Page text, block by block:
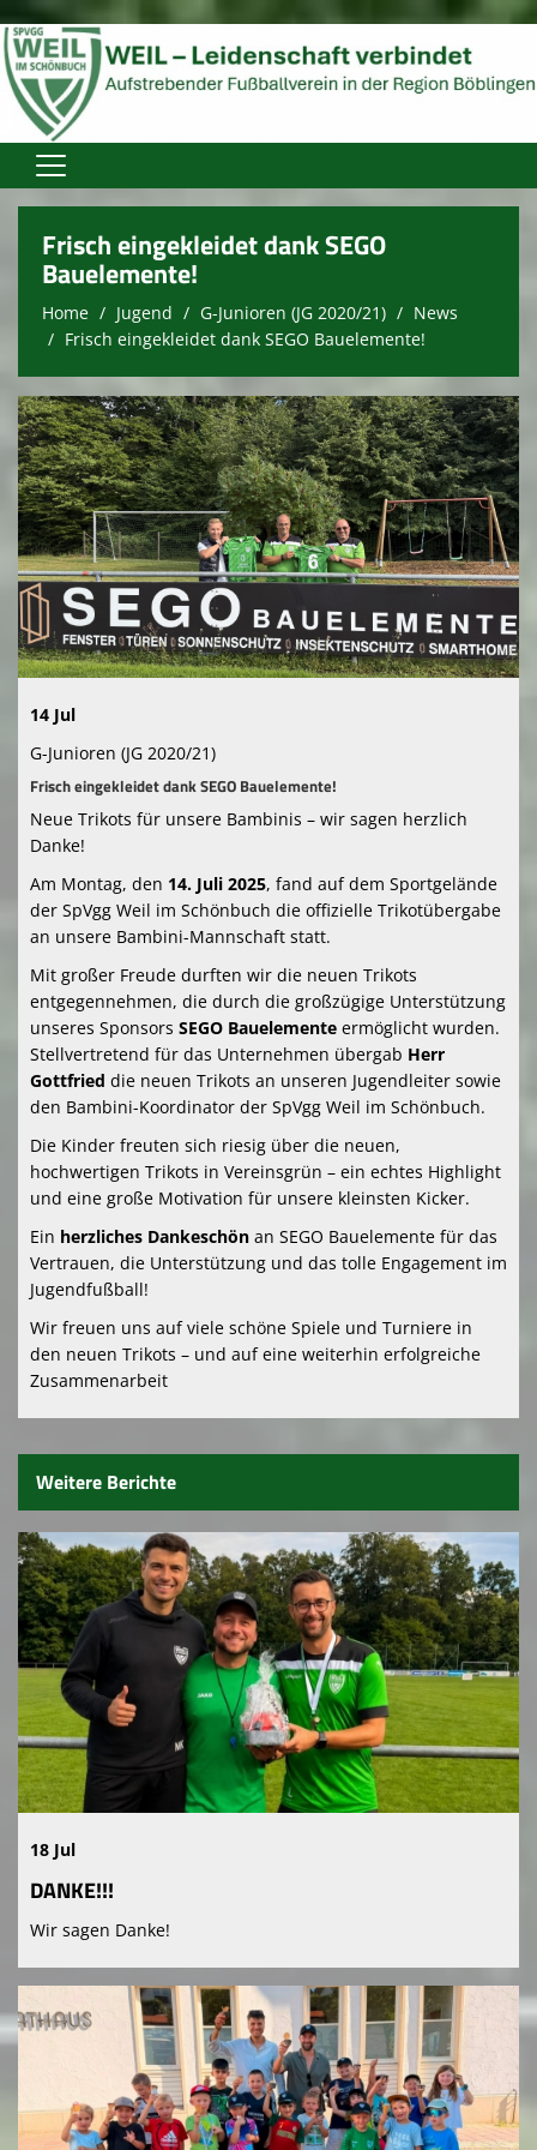
Home
Verein
Aktive
Spielplan
Trainingszeiten
Spielstätten
Vereinsshop
Gaststätte
Downloads
Kontaktformular
Frisch eingekleidet dank SEGO
Bauelemente!
Home Jugend G-Junioren (JG 2020/21)
News
Frisch eingekleidet dank SEGO Bauelemente!
14 Jul
G-Junioren (JG 2020/21)
Frisch eingekleidet dank SEGO Bauelemente!
Neue Trikots für unsere Bambinis – wir sagen herzlich
Danke!
Am Montag, den 14. Juli 2025, fand auf dem Sportgelände
der SpVgg Weil im Schönbuch die offizielle Trikotübergabe
an unsere Bambini-Mannschaft statt.
Mit großer Freude durften wir die neuen Trikots
entgegennehmen, die durch die großzügige Unterstützung
unseres Sponsors SEGO Bauelemente ermöglicht wurden.
Stellvertretend für das Unternehmen übergab Herr
Gottfried die neuen Trikots an unseren Jugendleiter sowie
den Bambini-Koordinator der SpVgg Weil im Schönbuch.
Die Kinder freuten sich riesig über die neuen,
hochwertigen Trikots in Vereinsgrün – ein echtes Highlight
und eine große Motivation für unsere kleinsten Kicker.
Ein herzliches Dankeschön an SEGO Bauelemente für das
Vertrauen, die Unterstützung und das tolle Engagement im
Jugendfußball!
Wir freuen uns auf viele schöne Spiele und Turniere in
den neuen Trikots – und auf eine weiterhin erfolgreiche
Zusammenarbeit
Weitere Berichte
18 Jul
DANKE!!!
Wir sagen Danke!